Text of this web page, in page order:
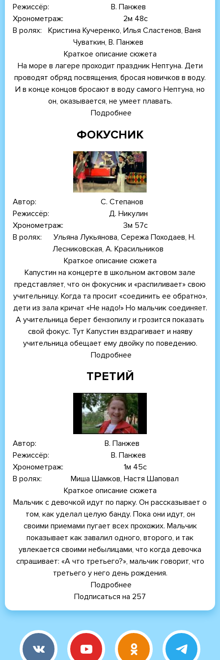
Режиссёр
В. Панжев
Хронометраж
2м 48с
В ролях
Кристина Кучеренко, Илья Сластенов, Ваня
Чуваткин, В. Панжев
Краткое описание сюжета
На море в лагере проходит праздник Нептуна. Дети
проводят обряд посвящения, бросая новичков в воду.
И в конце концов бросают в воду самого Нептуна, но
он, оказывается, не умеет плавать.
Подробнее
ФОКУСНИК
Автор
С. Степанов
Режиссёр
Д. Никулин
Хронометраж
3м 57с
В ролях
Ульяна Лукьянова, Сережа Походаев, Н.
Лесниковская, А. Красильников
Краткое описание сюжета
Капустин на концерте в школьном актовом зале
представляет, что он фокусник и «распиливает» свою
учительницу. Когда та просит «соединить ее обратно»,
дети из зала кричат «Не надо!» Но мальчик соединяет.
А учительница берет бензопилу и грозится показать
свой фокус. Тут Капустин вздрагивает и наяву
учительница обещает ему двойку по поведению.
Подробнее
ТРЕТИЙ
Автор
В. Панжев
Режиссёр
В. Панжев
Хронометраж
1м 45с
В ролях
Миша Шамков, Настя Шаповал
Краткое описание сюжета
Мальчик с девочкой идут по парку. Он рассказывает о
том, как уделал целую банду. Пока они идут, он
своими приемами пугает всех прохожих. Мальчик
показывает как завалил одного, второго, и так
увлекается своими небылицами, что когда девочка
спрашивает: «А что третьего?», мальчик говорит, что
третьего у него день рождения.
Подробнее
Третий
Подписаться на 257